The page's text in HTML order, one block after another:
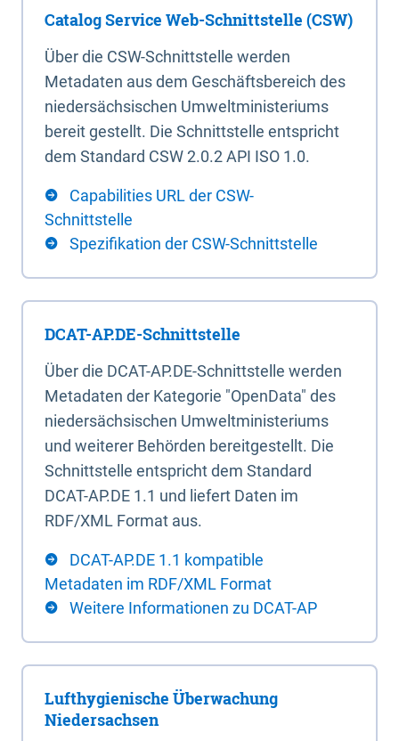
Catalog Service Web-Schnittstelle (CSW)
Über die CSW-Schnittstelle werden
Metadaten aus dem Geschäftsbereich des
niedersächsischen Umweltministeriums
bereit gestellt. Die Schnittstelle entspricht
dem Standard CSW 2.0.2 API ISO 1.0.
Capabilities URL der CSW-
Schnittstelle
Spezifikation der CSW-Schnittstelle
DCAT-AP.DE-Schnittstelle
Über die DCAT-AP.DE-Schnittstelle werden
Metadaten der Kategorie "OpenData" des
niedersächsischen Umweltministeriums
und weiterer Behörden bereitgestellt. Die
Schnittstelle entspricht dem Standard
DCAT-AP.DE 1.1 und liefert Daten im
RDF/XML Format aus.
DCAT-AP.DE 1.1 kompatible
Metadaten im RDF/XML Format
Weitere Informationen zu DCAT-AP
Lufthygienische Überwachung
Niedersachsen